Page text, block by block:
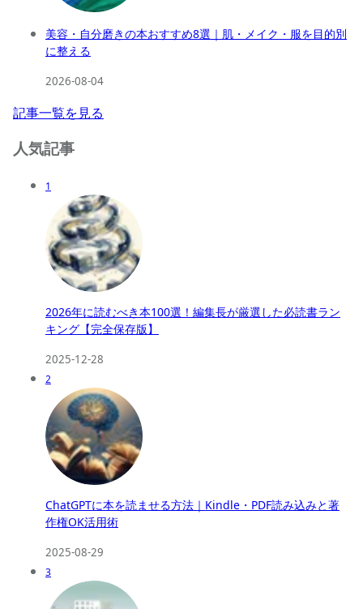
美容・自分磨きの本おすすめ8選｜肌・メイク・服を目的別
に整える
2026-08-04
記事一覧を見る
人気記事
1
2026年に読むべき本100選！編集長が厳選した必読書ラン
キング【完全保存版】
2025-12-28
2
ChatGPTに本を読ませる方法｜Kindle・PDF読み込みと著
作権OK活用術
2025-08-29
3